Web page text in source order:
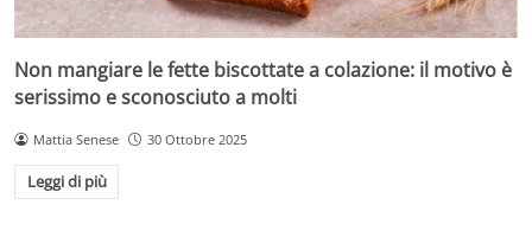
Non mangiare le fette biscottate a colazione: il motivo è
serissimo e sconosciuto a molti
Mattia Senese 30 Ottobre 2025
Leggi di più